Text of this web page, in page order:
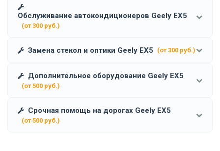
Обслуживание автокондиционеров Geely EX5
(от 300 руб.)
Замена стекол и оптики Geely EX5 (от 300 руб.)
Дополнительное оборудование Geely EX5
(от 500 руб.)
Срочная помощь на дорогах Geely EX5
(от 500 руб.)